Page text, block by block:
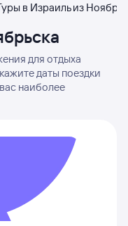
в Израиль из
для отдыха
даты поездки
наиболее